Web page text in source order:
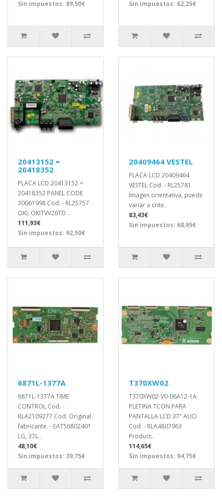
Sin impuestos: 89,50€ Sin impuestos: 62,25€
20413152 =
20418352
PLACA LCD 20413152 =
20418352 PANEL CODE
30061998 Cod. - RL25757
OKI, OKITVV26TD ..
111,93€
Sin impuestos: 92,50€
20409464 VESTEL
PLACA LCD 20409464
VESTEL Cod. - RL25781
Imagen orientativa, puede
variar a crite..
83,43€
Sin impuestos: 68,95€
6871L-1377A
6871L-1377A TIME
CONTROL Cod. -
RLA2109277 Cod. Original
fabricante. - EAT56802401
LG, 37L..
48,10€
Sin impuestos: 39,75€
T370XW02
T370XW02-V0-06A12-1A
PLETINA TCON PARA
PANTALLA LCD 37" AUO
Cod. - RLA4807963
Product..
114,65€
Sin impuestos: 94,75€